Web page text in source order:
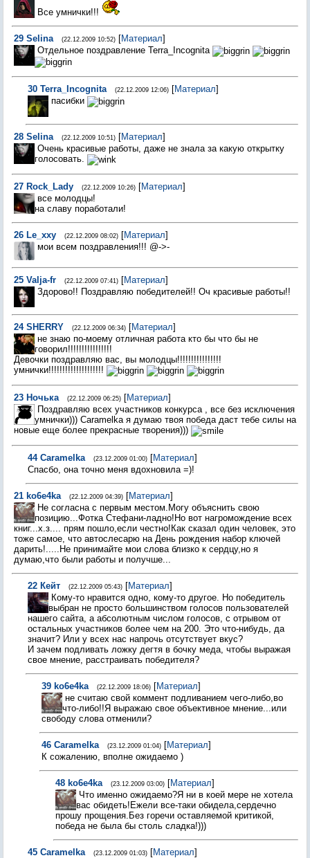
Все умнички!!!
29 Selina (22.12.2009 10:52) [Материал]
Отдельное поздравление Terra_Incognita
30 Terra_Incognita (22.12.2009 12:06) [Материал]
пасибки
28 Selina (22.12.2009 10:51) [Материал]
Очень красивые работы, даже не знала за какую открытку
голосовать.
27 Rock_Lady (22.12.2009 10:26) [Материал]
все молодцы!
на славу поработали!
26 Le_xxy (22.12.2009 08:02) [Материал]
мои всем поздравления!!! @->-
25 Valja-fr (22.12.2009 07:41) [Материал]
Здорово!! Поздравляю победителей!! Оч красивые работы!!
24 SHERRY (22.12.2009 06:34) [Материал]
не знаю по-моему отличная работа кто бы что бы не
говорил!!!!!!!!!!!!!!!!
Девочки поздравляю вас, вы молодцы!!!!!!!!!!!!!!!!
умнички!!!!!!!!!!!!!!!!!!!!
23 Ночька (22.12.2009 06:25) [Материал]
Поздравляю всех участников конкурса , все без исключения
умнички))) Caramelka я думаю твоя победа даст тебе силы на
новые еще более прекрасные творения)))
44 Caramelka (23.12.2009 01:00) [Материал]
Спасбо, она точно меня вдохновила =)!
21 ko6e4ka (22.12.2009 04:39) [Материал]
Не согласна с первым местом.Могу объяснить свою
позицию...Фотка Стефани-ладно!Но вот нагромождение всех
книг...х.з.... прям пошло,если честно!Как сказал один человек, это
тоже самое, что автослесарю на День рождения набор ключей
дарить!.....Не принимайте мои слова близко к сердцу,но я
думаю,что были работы и получше...
22 Кейт (22.12.2009 05:43) [Материал]
Кому-то нравится одно, кому-то другое. Но победитель
выбран не просто большинством голосов пользователей
нашего сайта, а абсолютным числом голосов, с отрывом от
остальных участников более чем на 200. Это что-нибудь, да
значит? Или у всех нас напрочь отсутствует вкус?
И зачем подливать ложку дегтя в бочку меда, чтобы выражая
свое мнение, расстраивать победителя?
39 ko6e4ka (22.12.2009 18:06) [Материал]
не считаю свой коммент подливанием чего-либо,во
что-либо!!Я выражаю свое объективное мнение...или
свободу слова отменили?
46 Caramelka (23.12.2009 01:04) [Материал]
К сожалению, вполне ожидаемо )
48 ko6e4ka (23.12.2009 03:00) [Материал]
Что именно ожидаемо?Я ни в коей мере не хотела
вас обидеть!Ежели все-таки обидела,сердечно
прошу прощения.Без горечи оставляемой критикой,
победа не была бы столь сладка!)))
45 Caramelka (23.12.2009 01:03) [Материал]